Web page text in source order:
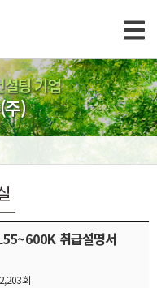
팅 기업
주)
취급설명서
2,203회